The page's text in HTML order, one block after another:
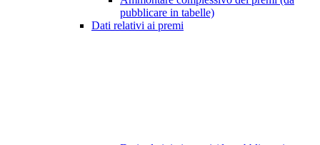
pubblicare in tabelle)
Dati relativi ai premi